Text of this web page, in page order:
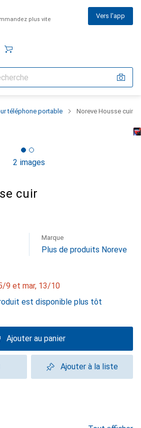
plus vite Vers l'app
téléphone portable Noreve Housse cuir
2 images
cuir
Marque
Plus de produits Noreve
9 et mar, 13/10
est disponible plus tôt
Ajouter au panier
Ajouter à la liste